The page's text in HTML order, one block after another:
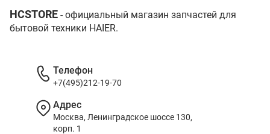
HCSTORE - официальный магазин запчастей для
бытовой техники HAIER.
Телефон
+7(495)212-19-70
Адрес
Москва, Ленинградское шоссе 130,
корп. 1